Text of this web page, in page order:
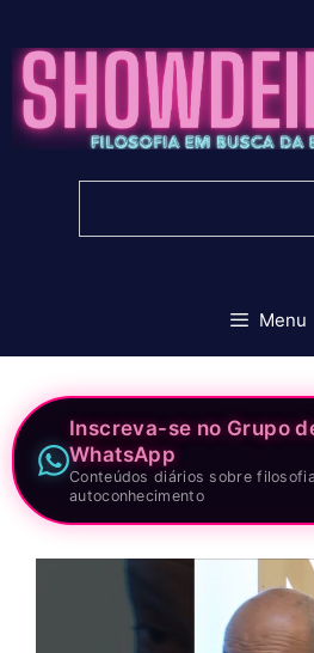
para
conteúdo
Menu
Inscreva-se no Grupo
WhatsApp
Conteúdos diários sobre
autoconhecimento